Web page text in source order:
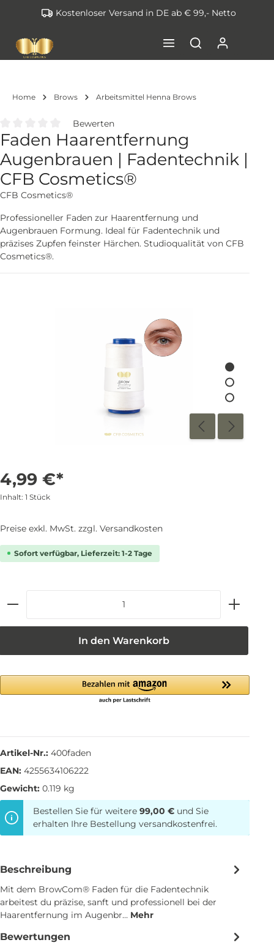
springenKostenloser Versand in DE ab € 99,- Netto
Home Brows Arbeitsmittel Henna Brows
Durchschnittliche Bewertung von 0 von 5 Sternen
Bewerten
Faden Haarentfernung
Augenbrauen | Fadentechnik |
CFB Cosmetics®
CFB Cosmetics®
Professioneller Faden zur Haarentfernung und
Augenbrauen Formung. Ideal für Fadentechnik und
präzises Zupfen feinster Härchen. Studioqualität von CFB
Cosmetics®.
4,99 €*
Inhalt: 1 Stück
Preise exkl. MwSt. zzgl. Versandkosten
Sofort verfügbar, Lieferzeit: 1-2 Tage
In den Warenkorb
Artikel-Nr.: 400faden
EAN: 4255634106222
Gewicht: 0.119 kg
Bestellen Sie für weitere 99,00 € und Sie
erhalten Ihre Bestellung versandkostenfrei.
Beschreibung
Mit dem BrowCom® Faden für die Fadentechnik
arbeitest du präzise, sanft und professionell bei der
Haarentfernung im Augenbr… Mehr
Bewertungen